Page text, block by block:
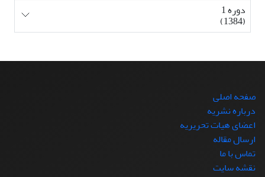
دوره 1
(1384)
صفحه اصلی
درباره نشریه
اعضای هیات تحریریه
ارسال مقاله
تماس با ما
نقشه سایت